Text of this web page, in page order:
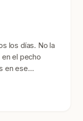
los días. No la
el pecho
en ese